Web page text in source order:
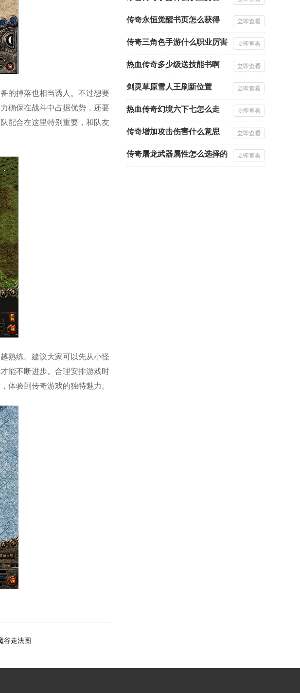
的掉落也相当诱人。不过想要
确保在战斗中占据优势，还要
配合在这里特别重要，和队友
熟练。建议大家可以先从小怪
能不断进步。合理安排游戏时
体验到传奇游戏的独特魅力。
谷走法图
传奇永恒觉醒书页怎么获得 立即查看
传奇三角色手游什么职业厉害 立即查看
热血传奇多少级送技能书啊 立即查看
剑灵草原雪人王刷新位置 立即查看
热血传奇幻境六下七怎么走 立即查看
传奇增加攻击伤害什么意思 立即查看
传奇屠龙武器属性怎么选择的 立即查看